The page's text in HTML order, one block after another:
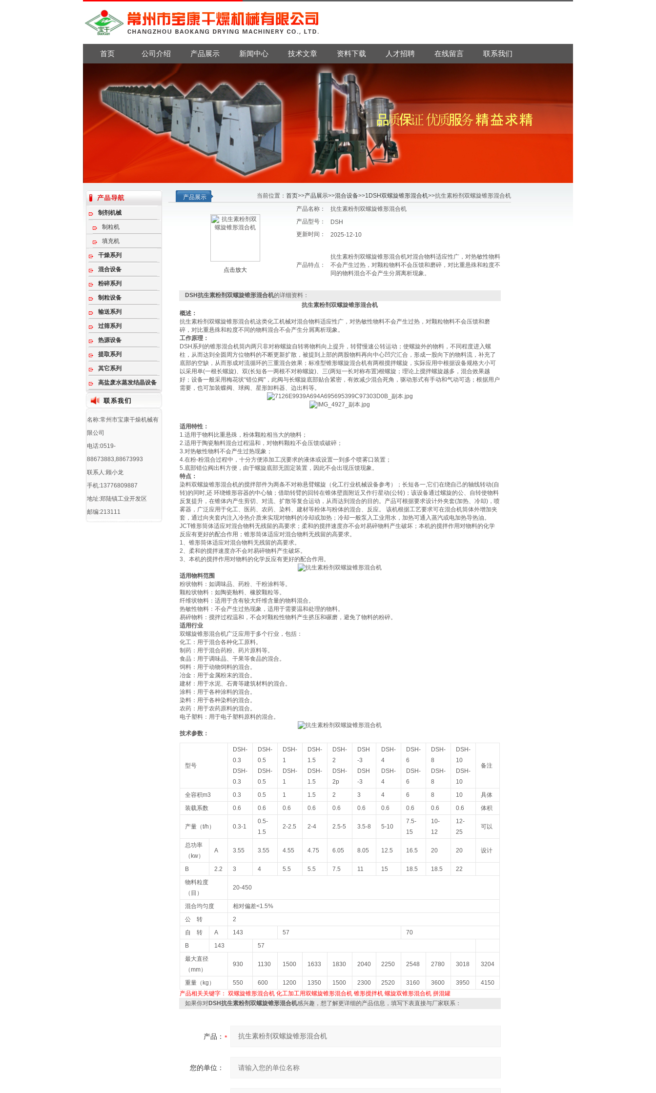
首页 公司介绍 产品展示 新闻中心 技术文章 资料下载 人才招聘 在线留言 联系我们
制剂机械
制粒机
填充机
干燥系列
混合设备
粉碎系列
制粒设备
输送系列
过筛系列
热源设备
提取系列
其它系列
高盐废水蒸发结晶设备
名称:常州市宝康干燥机械有
限公司
电话:0519-
88673883,88673993
联系人:顾小龙
手机:13776809887
地址:郑陆镇工业开发区
邮编:213111
产品展示 当前位置： 首页>>产品展示>>混合设备>>1DSH双螺旋锥形混合机>>抗生素粉剂双螺旋锥形混合机
点击放大
产品名称：
抗生素粉剂双螺旋锥形混合机
产品型号：
DSH
更新时间：
2025-12-10
产品特点：
抗生素粉剂双螺旋锥形混合机对混合物料适应性广，对热敏性物料
不会产生过热，对颗粒物料不会压馈和磨碎，对比重悬殊和粒度不
同的物料混合不会产生分屑离析现象。
DSH抗生素粉剂双螺旋锥形混合机的详细资料：
抗生素粉剂双螺旋锥形混合机
概述：
抗生素粉剂双螺旋锥形混合机这类化工机械对混合物料适应性广，对热敏性物料不会产生过热，对颗粒物料不会压馈和磨
碎，对比重悬殊和粒度不同的物料混合不会产生分屑离析现象。
工作原理：
DSH系列的锥形混合机筒内两只非对称螺旋自转将物料向上提升，转臂慢速公转运动；使螺旋外的物料，不同程度进入螺
柱，从而达到全圆周方位物料的不断更新扩散，被提到上部的两股物料再向中心凹穴汇合，形成一股向下的物料流，补充了
底部的空缺，从而形成对流循环的三重混合效果；标准型锥形螺旋混合机有两根搅拌螺旋，实际应用中根据设备规格大小可
以采用单(一根长螺旋)、双(长短各一两根不对称螺旋)、三(两短一长对称布置)根螺旋；理论上搅拌螺旋越多，混合效果越
好；设备一般采用梅花状“错位阀"，此阀与长螺旋底部贴合紧密，有效减少混合死角，驱动形式有手动和气动可选；根据用户
需要，也可加装蝶阀、球阀、星形卸料器、边出料等。
适用特性：
1.适用于物料比重悬殊，粉体颗粒相当大的物料；
2.适用于陶瓷釉料混合过程温和，对物料颗粒不会压馈或破碎；
3.对热敏性物料不会产生过热现象；
4.在粉-粉混合过程中，十分方便添加工况要求的液体或设置一到多个喷雾口装置；
5.底部错位阀出料方便，由于螺旋底部无固定装置，因此不会出现压馈现象。
特点：
染料双螺旋锥形混合机的搅拌部件为两条不对称悬臂螺旋（化工行业机械设备参考）；长短各一,它们在绕自己的轴线转动(自
转)的同时,还 环绕锥形容器的中心轴；借助转臂的回转在锥体壁面附近又作行星动(公转)；该设备通过螺旋的公、自转使物料
反复提升，在锥体内产生剪切、对流、扩散等复合运动，从而达到混合的目的。产品可根据要求设计外夹套(加热、冷却)，喷
雾器，广泛应用于化工、医药、农药、染料、建材等粉体与粉体的混合、反应。 该机根据工艺要求可在混合机筒体外增加夹
套，通过向夹套内注入冷热介质来实现对物料的冷却或加热；冷却一般泵入工业用水，加热可通入蒸汽或电加热导热油。
JCT锥形筒体适应对混合物料无残留的高要求；柔和的搅拌速度亦不会对易碎物料产生破坏；本机的搅拌作用对物料的化学
反应有更好的配合作用；锥形筒体适应对混合物料无残留的高要求。
1、锥形筒体适应对混合物料无残留的高要求。
2、柔和的搅拌速度亦不会对易碎物料产生破坏。
3、本机的搅拌作用对物料的化学反应有更好的配合作用。
适用物料范围
‌粉状物料‌：如调味品、药粉、干粉涂料等‌。
‌颗粒状物料‌：如陶瓷釉料、橡胶颗粒等‌。
‌纤维状物料‌：适用于含有较大纤维含量的物料混合‌。
‌热敏性物料‌：不会产生过热现象，适用于需要温和处理的物料‌。
‌易碎物料‌：搅拌过程温和，不会对颗粒性物料产生挤压和碾磨，避免了物料的粉碎‌。
适用行业
双螺旋锥形混合机广泛应用于多个行业，包括：
‌化工‌：用于混合各种化工原料。
‌制药‌：用于混合药粉、药片原料等。
‌食品‌：用于调味品、干果等食品的混合。
‌饲料‌：用于动物饲料的混合。
‌冶金‌：用于金属粉末的混合。
‌建材‌：用于水泥、石膏等建筑材料的混合。
‌涂料‌：用于各种涂料的混合。
‌染料‌：用于各种染料的混合。
‌农药‌：用于农药原料的混合。
‌电子塑料‌：用于电子塑料原料的混合。
技术参数：
型号
DSH-
0.3
DSH-
0.3
DSH-
0.5
DSH-
0.5
DSH-
1
DSH-
1
DSH-
1.5
DSH-
1.5
DSH-
2
DSH-
2p
DSH
-3
DSH
-3
DSH-
4
DSH-
4
DSH-
6
DSH-
6
DSH-
8
DSH-
8
DSH-
10
DSH-
10
备注
全容积m3 0.3 0.5 1 1.5 2 3 4 6 8 10
具体
装载系数
0.6 0.6 0.6 0.6 0.6 0.6 0.6 0.6 0.6 0.6 体积
产量（t/h） 0.3-1
0.5-
1.5
2-2.5 2-4 2.5-5 3.5-8 5-10
7.5-
15
10-
12
12-
25
可以
总功率
（kw）
A 3.55 3.55 4.55 4.75 6.05 8.05 12.5 16.5 20 20 设计
B 2.2 3 4 5.5 5.5 7.5 11 15 18.5 18.5
22
物料粒度
（目）
20-450
混合均匀度
相对偏差<1.5%
公 转
2
自 转
A 143 57
70
B
143
57
最大直径
（mm）
930 1130 1500 1633 1830 2040 2250 2548 2780 3018 3204
重量（kg） 550 600 1200 1350 1500 2300 2520 3160 3600 3950
4150
产品相关关键字： 双螺旋锥形混合机 化工加工用双螺旋锥形混合机 锥形搅拌机 螺旋双锥形混合机 拼混罐
如果你对DSH抗生素粉剂双螺旋锥形混合机感兴趣，想了解更详细的产品信息，填写下表直接与厂家联系：
产品：
您的单位：